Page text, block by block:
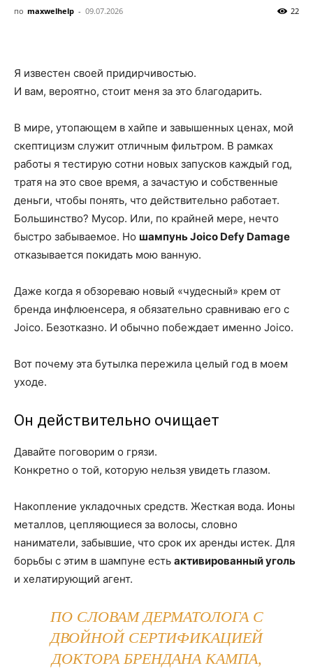
по maxwelhelp - 09.07.2026 22
Я известен своей придирчивостью.
И вам, вероятно, стоит меня за это благодарить.
В мире, утопающем в хайпе и завышенных ценах, мой
скептицизм служит отличным фильтром. В рамках
работы я тестирую сотни новых запусков каждый год,
тратя на это свое время, а зачастую и собственные
деньги, чтобы понять, что действительно работает.
Большинство? Мусор. Или, по крайней мере, нечто
быстро забываемое. Но шампунь Joico Defy Damage
отказывается покидать мою ванную.
Даже когда я обзореваю новый «чудесный» крем от
бренда инфлюенсера, я обязательно сравниваю его с
Joico. Безотказно. И обычно побеждает именно Joico.
Вот почему эта бутылка пережила целый год в моем
уходе.
Он действительно очищает
Давайте поговорим о грязи.
Конкретно о той, которую нельзя увидеть глазом.
Накопление укладочных средств. Жесткая вода. Ионы
металлов, цепляющиеся за волосы, словно
наниматели, забывшие, что срок их аренды истек. Для
борьбы с этим в шампуне есть активированный уголь
и хелатирующий агент.
ПО СЛОВАМ ДЕРМАТОЛОГА С
ДВОЙНОЙ СЕРТИФИКАЦИЕЙ
ДОКТОРА БРЕНДАНА КАМПА,